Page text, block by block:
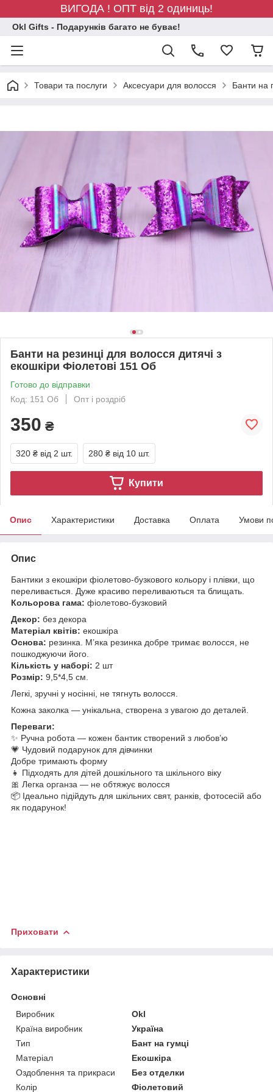
ВИГОДА ! ОПТ від 2 одиниць!
Okl Gifts - Подарунків багато не буває!
Товари та послуги Аксесуари для волосся Банти на
Банти на резинці для волосся дитячі з
екошкіри Фіолетові 151 Об
Готово до відправки
Код: 151 Об
Опт і роздріб
350 ₴
320 ₴ від 2 шт. 280 ₴ від 10 шт.
Купити
Опис Характеристики Доставка Оплата Умови
Опис
Бантики з екошкіри фіолетово-бузкового кольору і плівки, що
переливається. Дуже красиво переливаються та блищать.
Кольорова гама: фіолетово-бузковий
Декор: без декора
Матеріал квітів: екошкіра
Основа: резинка. М’яка резинка добре тримає волосся, не
пошкоджуючи його.
Кількість у наборі: 2 шт
Розмір: 9,5*4,5 см.
Легкі, зручні у носінні, не тягнуть волосся.
Кожна заколка — унікальна, створена з увагою до деталей.
Переваги:
✨ Ручна робота — кожен бантик створений з любов’ю
💗 Чудовий подарунок для дівчинки
Добре тримають форму
👧 Підходять для дітей дошкільного та шкільного віку
🎀 Легка органза — не обтяжує волосся
📦 Ідеально підійдуть для шкільних свят, ранків, фотосесій або
як подарунок!
Приховати
Характеристики
Основні
Виробник
Okl
Країна виробник
Україна
Тип
Бант на гумці
Матеріал
Екошкіра
Оздоблення та прикраси
Без отделки
Колір
Фіолетовий